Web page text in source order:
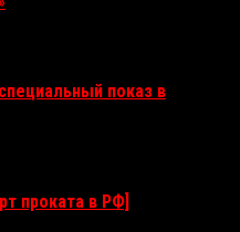
показ в
проката в РФ]